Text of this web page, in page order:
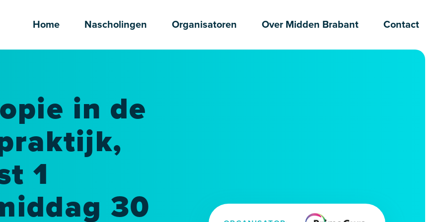
Home Nascholingen Organisatoren Over Midden Brabant Contact
in de
1
30